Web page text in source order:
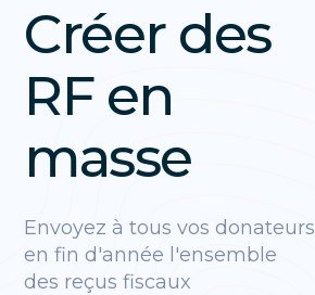
Créer des
RF en
masse
Envoyez à tous vos donateurs
en fin d'année l'ensemble
des reçus fiscaux